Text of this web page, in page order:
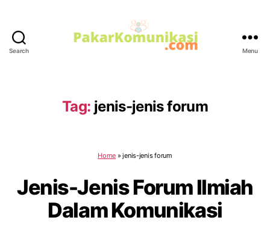
Search Menu
Tag: jenis-jenis forum
Home »jenis-jenis forum
Jenis-Jenis Forum Ilmiah
Dalam Komunikasi